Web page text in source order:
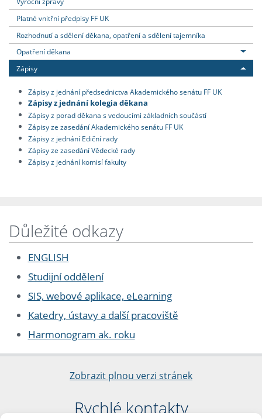
Platné vnitřní předpisy FF UK
Rozhodnutí a sdělení děkana, opatření a sdělení tajemníka
Opatření děkana
Zápisy
Zápisy z jednání předsednictva Akademického senátu FF UK
Zápisy z jednání kolegia děkana
Zápisy z porad děkana s vedoucími základních součástí
Zápisy ze zasedání Akademického senátu FF UK
Zápisy z jednání Ediční rady
Zápisy ze zasedání Vědecké rady
Zápisy z jednání komisí fakulty
Důležité odkazy
ENGLISH
Studijní oddělení
SIS, webové aplikace, eLearning
Katedry, ústavy a další pracoviště
Harmonogram ak. roku
Zobrazit plnou verzi stránek
Rychlé kontakty